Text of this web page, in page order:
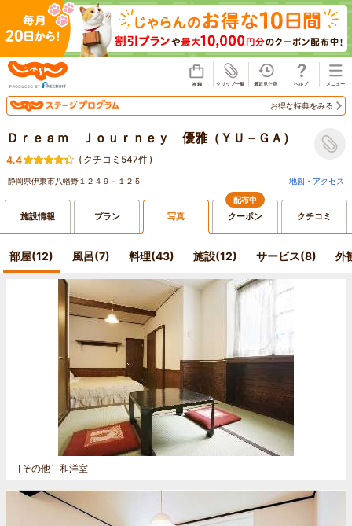
お得な特典をみる
Ｄｒｅａｍ Ｊｏｕｒｎｅｙ 優雅（ＹＵ－ＧＡ）
4.4 ( クチコミ547件)
静岡県伊東市八幡野１２４９－１２５ 地図・アクセス
施設情報 プラン 写真
配布中
クーポン クチコミ
部屋(12) 風呂(7) 料理(43) 施設(12) サービス(8) 外
［その他］ 和洋室